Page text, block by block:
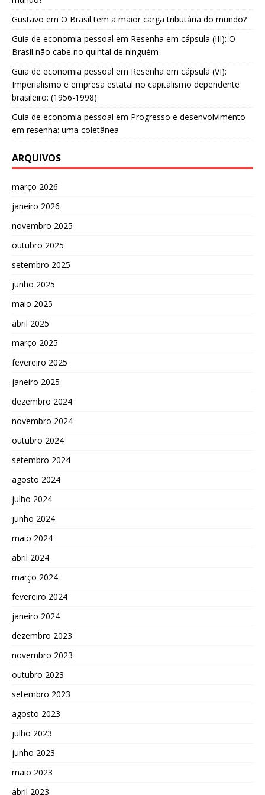
Gustavo em O Brasil tem a maior carga tributária do mundo?
Guia de economia pessoal em Resenha em cápsula (III): O
Brasil não cabe no quintal de ninguém
Guia de economia pessoal em Resenha em cápsula (VI):
Imperialismo e empresa estatal no capitalismo dependente
brasileiro: (1956-1998)
Guia de economia pessoal em Progresso e desenvolvimento
em resenha: uma coletânea
ARQUIVOS
março 2026
janeiro 2026
novembro 2025
outubro 2025
setembro 2025
junho 2025
maio 2025
abril 2025
março 2025
fevereiro 2025
janeiro 2025
dezembro 2024
novembro 2024
outubro 2024
setembro 2024
agosto 2024
julho 2024
junho 2024
maio 2024
abril 2024
março 2024
fevereiro 2024
janeiro 2024
dezembro 2023
novembro 2023
outubro 2023
setembro 2023
agosto 2023
julho 2023
junho 2023
maio 2023
abril 2023